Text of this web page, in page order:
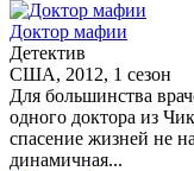
Доктор мафии
Детектив
США, 2012, 1 сезон
Для большинства
одного доктора из
спасение жизней не
динамичная...